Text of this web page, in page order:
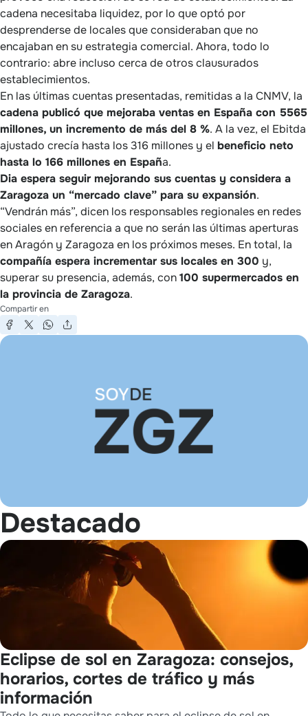
cadena necesitaba liquidez, por lo que optó por
desprenderse de locales que consideraban que no
encajaban en su estrategia comercial. Ahora, todo lo
contrario: abre incluso cerca de otros clausurados
establecimientos.
En las últimas cuentas presentadas, remitidas a la CNMV, la
cadena publicó que mejoraba ventas en España con 5565
millones, un incremento de más del 8 %. A la vez, el Ebitda
ajustado crecía hasta los 316 millones y el beneficio neto
hasta lo 166 millones en España.
Dia espera seguir mejorando sus cuentas y considera a
Zaragoza un “mercado clave” para su expansión.
“Vendrán más”, dicen los responsables regionales en redes
sociales en referencia a que no serán las últimas aperturas
en Aragón y Zaragoza en los próximos meses. En total, la
compañía espera incrementar sus locales en 300 y,
superar su presencia, además, con100 supermercados en
la provincia de Zaragoza.
Compartir en
Destacado
Eclipse de sol en Zaragoza: consejos,
horarios, cortes de tráfico y más
información